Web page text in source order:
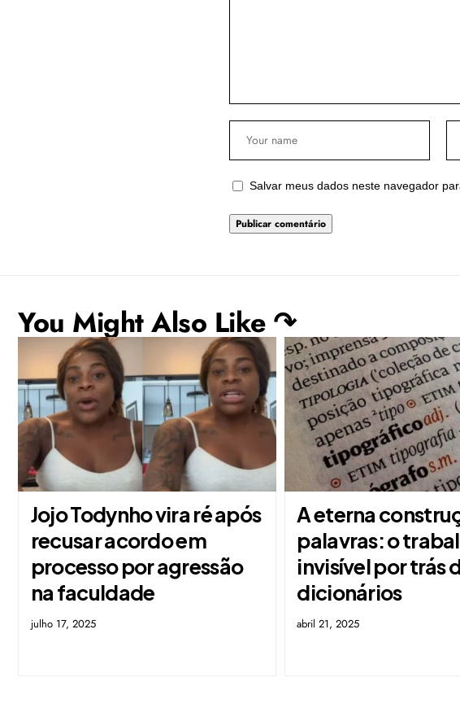
Salvar meus dados neste navegador
You Might Also Like ↷
Jojo Todynho vira ré após
recusar acordo em
processo por agressão
na faculdade
julho 17, 2025
A eterna
palavras: o
invisível por trás
dicionários
abril 21, 2025